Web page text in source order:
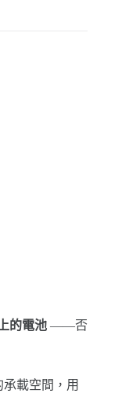
的電池——否
載空間，用